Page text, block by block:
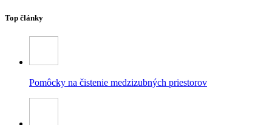
Top články
Pomôcky na čistenie medzizubných priestorov